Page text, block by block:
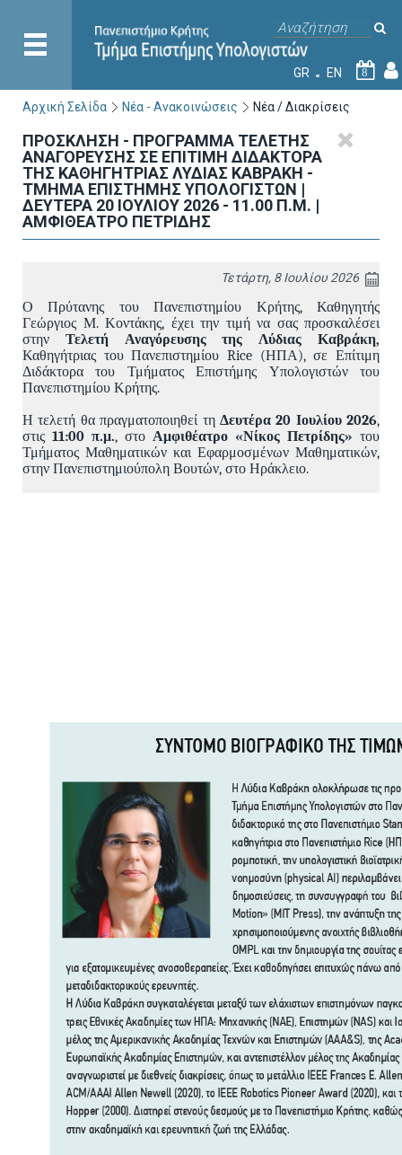
GR EN 8
Αρχική Σελίδα Νέα - Ανακοινώσεις Νέα / Διακρίσεις
ΠΡΟΣΚΛΗΣΗ - ΠΡΟΓΡΑΜΜΑ ΤΕΛΕΤΗΣ
ΑΝΑΓΟΡΕΥΣΗΣ ΣΕ ΕΠΙΤΙΜΗ ΔΙΔΑΚΤΟΡΑ
ΤΗΣ ΚΑΘΗΓΗΤΡΙΑΣ ΛΥΔΙΑΣ ΚΑΒΡΑΚΗ -
ΤΜΗΜΑ ΕΠΙΣΤΗΜΗΣ ΥΠΟΛΟΓΙΣΤΩΝ |
ΔΕΥΤΕΡΑ 20 ΙΟΥΛΙΟΥ 2026 - 11.00 Π.Μ. |
ΑΜΦΙΘΕΑΤΡΟ ΠΕΤΡΙΔΗΣ
Τετάρτη, 8 Ιουλίου 2026
Ο Πρύτανης του Πανεπιστημίου Κρήτης, Καθηγητής
Γεώργιος Μ. Κοντάκης, έχει την τιμή να σας προσκαλέσει
στην Τελετή Αναγόρευσης
της Λύδιας Καβράκη,
Καθηγήτριας του Πανεπιστημίου Rice (ΗΠΑ), σε Επίτιμη
Διδάκτορα του Τμήματος Επιστήμης Υπολογιστών του
Πανεπιστημίου Κρήτης.
Η τελετή θα πραγματοποιηθεί τη Δευτέρα 20 Ιουλίου 2026,
στις 11:00 π.μ., στο Αμφιθέατρο «Νίκος Πετρίδης» του
Τμήματος Μαθηματικών και Εφαρμοσμένων Μαθηματικών,
στην Πανεπιστημιούπολη Βουτών, στο Ηράκλειο.